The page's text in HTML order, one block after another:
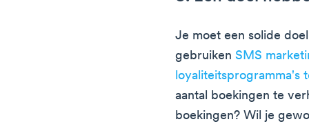
Je moet een solide
gebruikenSMS
loyaliteitsprogramma's
aantal boekingen te
boekingen? Wil je